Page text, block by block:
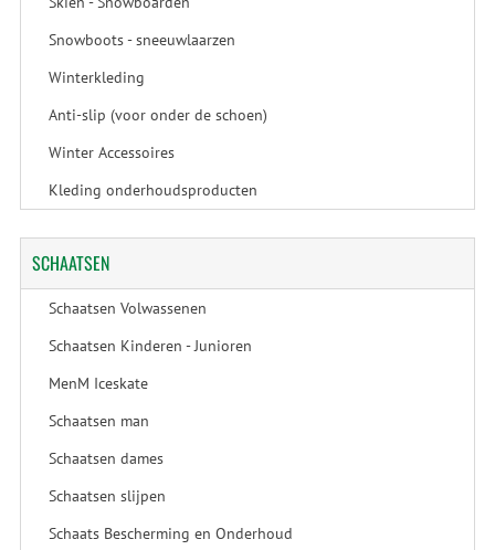
Snowboots - sneeuwlaarzen
Winterkleding
Anti-slip (voor onder de schoen)
Winter Accessoires
Kleding onderhoudsproducten
SCHAATSEN
Schaatsen Volwassenen
Schaatsen Kinderen - Junioren
MenM Iceskate
Schaatsen man
Schaatsen dames
Schaatsen slijpen
Schaats Bescherming en Onderhoud